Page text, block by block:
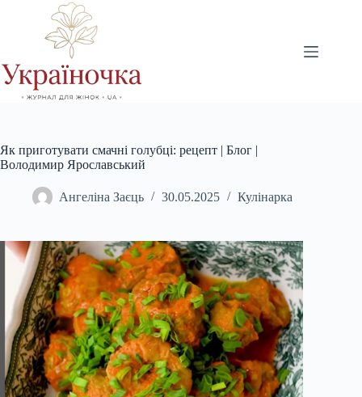
Як приготувати смачні голубці: рецепт | Блог |
Володимир Ярославський
Ангеліна Заєць 30.05.2025 Кулінарка